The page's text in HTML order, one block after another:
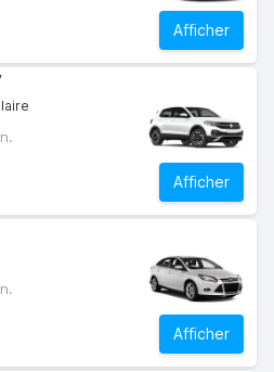
Afficher
Afficher
Afficher